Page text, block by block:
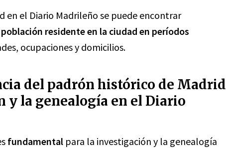
en el Diario Madrileño se puede encontrar
residente en la ciudad en períodos
ocupaciones y domicilios.
del padrón histórico de Madrid
y la genealogía en el Diario
fundamental para la investigación y la genealogía